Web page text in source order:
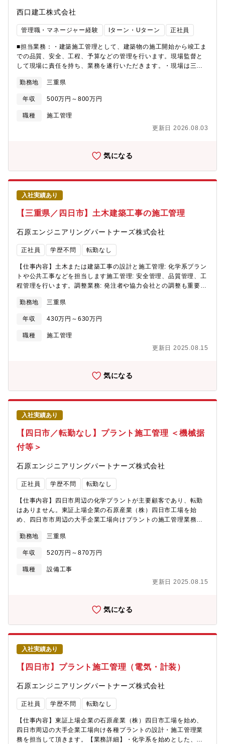
を進めます。◎帰社後は役所に提出する報告書の作成を行い、翌
ながら業務を進めるチームワークと計画を立てて仕事を進める遂
む業務も多く、また下水道特有の臭いも環境によっては発生しま
す。体力に自信がある方などは活躍しやすい環境です。■スキル同
社は資格文化であり、関わる業務に様々な国家資格が関わりま
す。技術を身に着け資格を取得していけばその分評価され、責任
のインフラ整備は50年前に新設されたものが多く、現在更新のピ
に長く関わってきた同社に依頼が増え、さらにTV車などの高い技
術力により調査できる範囲も広いことから需要は今後増していく
西口建工株式会社
管理職・マネージャー経験 Iターン・Uターン 正社員
■担当業務：・建築施工管理として、建築物の施工開始から竣工ま
での品質、安全、工程、予算などの管理を行います。現場監督と
して現場に責任を持ち、業務を遂行いただきます。・現場は三重
ます。■具体的な業務内容：・現場巡視による工事品質の管理、技
術者や作業員などの安全管理・予算管理(必要経費の計算や実費の
把握)・工程管理(工事が効率的に進むように段取る)・下請け工事
業者の手配(鳶工、鉄筋工、タイル工など)・資材置き場及び、工事
ります。■UIターン歓迎！：三重県外の求職者も積極的に受け入れ
り家賃補助もございますので、ぜひご検討ください。■平均残業月
20～30時間・社内での会議などは出来るだけ削減し現場に集中で
きる環境を整えています。直行直帰や現場事務所のネットワーク
環境の整備など残業時間削減にも積極的に取り組んでいます。■施
工事例:建築工事事例として「千代崎共同住宅新築工事」、「S店
舗付住宅新築工事」、などの民間工事に加え、「稲生公民館・稲
生地区市民センター建築工事」、「玉垣地区市民センター・玉垣
公民館建築工事」、「鈴鹿市消防団玉垣分団車庫建設工事」など
の鈴鹿市発注の工事実績多数。
勤務地 三重県
年収 500万円～800万円
職種
施工管理
更新日 2026.08.03
気になる
入社実績あり
【三重県／四日市】土木建築工事の施工管理
石原エンジニアリングパートナーズ株式会社
正社員 学歴不問 転勤なし
【仕事内容】土木または建築工事の設計と施工管理: 化学系プラン
トや公共工事などを担当します施工管理: 安全管理、品質管理、工
程管理を行います。調整業務: 発注者や協力会社との調整も重要な
ません。◇工期は1週間～6ヶ月となっています。◇現場とデスク
ワークの割合は、6：4程度です。◇現地に事務所がある場合は、
原則直行直帰となります。本社より近い現場の場合は社内にて業
務となります。【組織構成】プラント本部 土木建築部 土木・
プリーダー／マネージャー／所長／主任／スタッフ8名）在籍して
の負担など資格支援制度が充実しており、技術者として成長する
機会が豊富な環境です。部署内では月に一回勉強会なども業務時
間内に開催され、情報交換を行う時間として設定されておりスキ
ルアップができる環境です。【当社の特徴】◇2012年1月に石原
化工建設株式会社から分割し、技術やノウハウを持ちながら新会
社として立ち上がりました。工場の自家発設備の計画、設計、建
設、保守、操業に関わる全てのサービスを提供しております。◇
豊富な経験と実績が買われ、三重県下の建設業では10年以上連続
で完工高トップクラスです。◇親会社である石原産業株式会社
が約70％となっています。また四日市（本社）近辺の化学系コン
ビナートからの民間工事の売上が約30％です。安定した売上基盤
と、売上拡大に向けた新規受注へのバランスがよく、安定的に事
勤務地 三重県
年収 430万円～630万円
職種
施工管理
更新日 2025.08.15
気になる
入社実績あり
【四日市／転勤なし】プラント施工管理 ＜機械据
付等＞
石原エンジニアリングパートナーズ株式会社
正社員 学歴不問 転勤なし
【仕事内容】四日市周辺の化学プラントが主要顧客であり、転勤
はありません。東証上場企業の石原産業（株）四日市工場を始
め、四日市市周辺の大手企業工場向けプラントの施工管理業務を
管工事の施工管理、機械・回転機械のメンテナンス業務です。・
協力会社の方々が働く施工管理（安全・品質・工程管理）が主と
なります。・営業活動のサポートとして見積作成業務がありま
す。・発注者・協力会社との調整業務があります。【仕事の特
～6ヶ月となっています。◇現場とデスクワークの割合は、6：4程
す。本社より近い現場の場合は社内にて業務となります。【働き
やすい環境】◇年間休日124日（土日祝休み）◇直行直帰OKで柔
軟な働き方◇車通勤可（無料駐車場完備）【充実の資格支援制
度】資格受験料の支給、受験のための講習会費用も負担します。
また不定期ですが、部署での勉強会も開催しており、スキルアッ
プが目指せます。【組織構成】第1工務部 第1工務グループと第2
工務部 第2工務グループには、45名（本部長、副本部長、部長、
グループリ ーダー、マネージャー、主任、スタッフ37名）が在籍
しています。【当社の特徴】◇2012年1月に石原化工建設株式会
社から分割し、技術やノウハウを持ちながら新会社として立ち上
がりました。工場の自家発設備の計画、設計、建設、保守、操業
に関わる全てのサービスを提供しております。◇経験と実績が買
われ、三重県下の建設業では10年以上連続で完工高トップクラス
です。◇親会社である石原産業株式会社（東証プライム上場）の
工場メンテナンスや新設の安定した売上が約70％となっていま
勤務地 三重県
年収 520万円～870万円
職種
設備工事
更新日 2025.08.15
気になる
入社実績あり
【四日市】プラント施工管理（電気・計装）
石原エンジニアリングパートナーズ株式会社
正社員 学歴不問 転勤なし
【仕事内容】東証上場企業の石原産業（株）四日市工場を始め、
四日市周辺の大手企業工場向け各種プラントの設計・施工管理業
務を担当して頂きます。【業務詳細】・化学系を始めとした、各